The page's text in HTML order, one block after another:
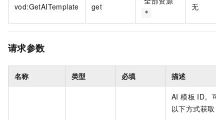
vod:GetAITemplate get
*
无
请求参数
名称 类型 必填 描述
AI 模板 ID。可
以下方式获取：